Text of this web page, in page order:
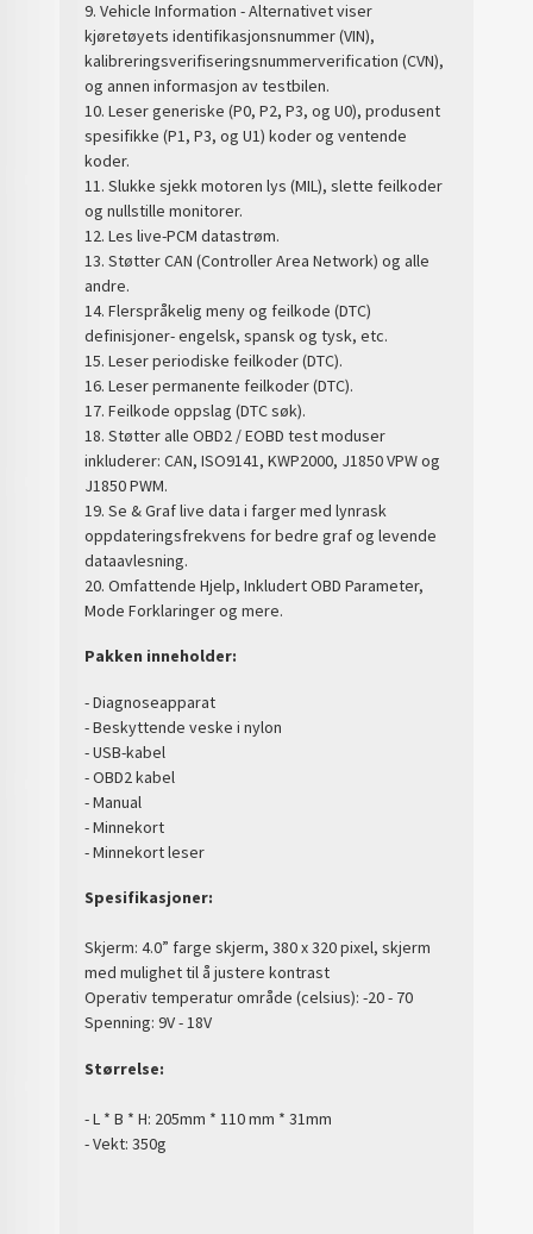
9. Vehicle Information - Alternativet viser
kjøretøyets identifikasjonsnummer (VIN),
kalibreringsverifiseringsnummerverification (CVN),
og annen informasjon av testbilen.
10. Leser generiske (P0, P2, P3, og U0), produsent
spesifikke (P1, P3, og U1) koder og ventende
koder.
11. Slukke sjekk motoren lys (MIL), slette feilkoder
og nullstille monitorer.
12. Les live-PCM datastrøm.
13. Støtter CAN (Controller Area Network) og alle
andre.
14. Flerspråkelig meny og feilkode (DTC)
definisjoner- engelsk, spansk og tysk, etc.
15. Leser periodiske feilkoder (DTC).
16. Leser permanente feilkoder (DTC).
17. Feilkode oppslag (DTC søk).
18. Støtter alle OBD2 / EOBD test moduser
inkluderer: CAN, ISO9141, KWP2000, J1850 VPW og
J1850 PWM.
19. Se & Graf live data i farger med lynrask
oppdateringsfrekvens for bedre graf og levende
dataavlesning.
20. Omfattende Hjelp, Inkludert OBD Parameter,
Mode Forklaringer og mere.
Pakken inneholder:
- Diagnoseapparat
- Beskyttende veske i nylon
- USB-kabel
- OBD2 kabel
- Manual
- Minnekort
- Minnekort leser
Spesifikasjoner:
Skjerm: 4.0” farge skjerm, 380 x 320 pixel, skjerm
med mulighet til å justere kontrast
Operativ temperatur område (celsius): -20 - 70
Spenning: 9V - 18V
Størrelse:
- L * B * H: 205mm * 110 mm * 31mm
- Vekt: 350g